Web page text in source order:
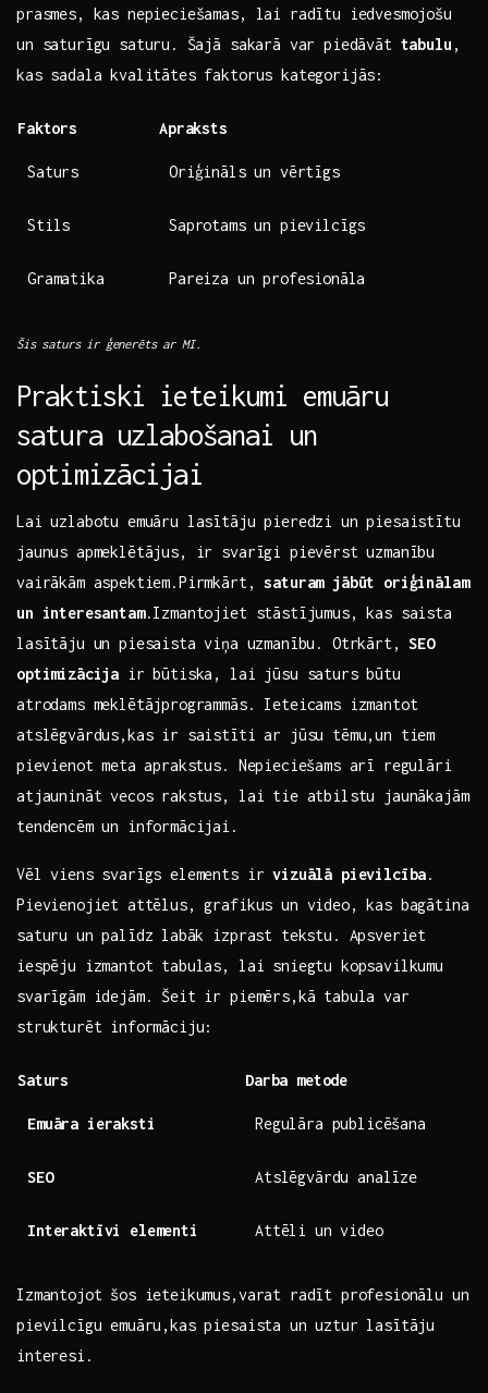
prasmes, kas nepieciešamas, lai​ radītu iedvesmojošu
un saturīgu saturu. ⁤Šajā sakarā var‍ piedāvāt tabulu ,
kas sadala kvalitātes faktorus kategorijās:
Faktors Apraksts
Saturs Oriģināls un vērtīgs
Stils Saprotams un pievilcīgs
Gramatika Pareiza un profesionāla
Šis saturs ir ģenerēts ar MI.
Praktiski ieteikumi‌ emuāru
satura uzlabošanai un⁢
optimizācijai
Lai uzlabotu ​emuāru lasītāju pieredzi un​ piesaistītu
jaunus apmeklētājus,‍ ir‍ svarīgi pievērst uzmanību
vairākām aspektiem.Pirmkārt,saturam jābūt oriģinālam
un interesantam.Izmantojiet stāstījumus, kas saista
lasītāju un piesaista viņa⁤ uzmanību.‌ Otrkārt,SEO
optimizācija ir būtiska, lai jūsu saturs būtu
atrodams meklētājprogrammās. Ieteicams izmantot
atslēgvārdus,kas ir saistīti ar jūsu tēmu,un tiem
⁣pievienot ‍meta aprakstus. Nepieciešams arī regulāri⁢
atjaunināt vecos rakstus,‍ lai tie atbilstu jaunākajām
tendencēm un informācijai.
Vēl viens svarīgs elements irvizuālā pievilcība.⁣
Pievienojiet attēlus, grafikus un video, kas bagātina
saturu ​un palīdz ⁣labāk izprast tekstu. Apsveriet​
iespēju izmantot tabulas, lai sniegtu kopsavilkumu
svarīgām idejām. Šeit ir piemērs,kā tabula var
strukturēt ‍informāciju:
Saturs Darba metode
Emuāra ieraksti Regulāra publicēšana
SEO Atslēgvārdu analīze
Interaktīvi elementi Attēli un‌ video
Izmantojot šos ieteikumus,varat radīt profesionālu un⁤
pievilcīgu emuāru,kas piesaista un uztur lasītāju
interesi.